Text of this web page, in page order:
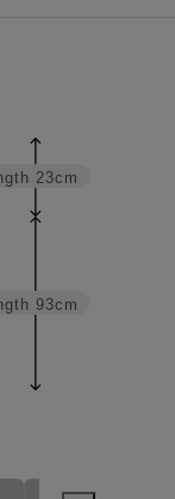
93cm
23cm